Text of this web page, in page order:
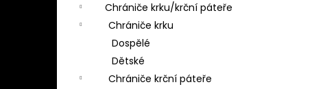
Chrániče krku/krční páteře
Chrániče krku
Dospělé
Dětské
Chrániče krční páteře